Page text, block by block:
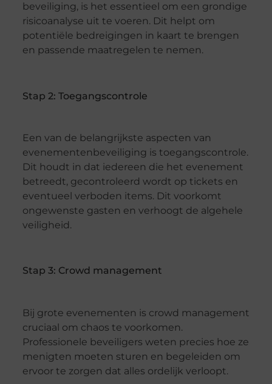
beveiliging, is het essentieel om een grondige
risicoanalyse uit te voeren. Dit helpt om
potentiële bedreigingen in kaart te brengen
en passende maatregelen te nemen.
Stap 2: Toegangscontrole
Een van de belangrijkste aspecten van
evenementenbeveiliging is toegangscontrole.
Dit houdt in dat iedereen die het evenement
betreedt, gecontroleerd wordt op tickets en
eventueel verboden items. Dit voorkomt
ongewenste gasten en verhoogt de algehele
veiligheid.
Stap 3: Crowd management
Bij grote evenementen is crowd management
cruciaal om chaos te voorkomen.
Professionele beveiligers weten precies hoe ze
menigten moeten sturen en begeleiden om
ervoor te zorgen dat alles ordelijk verloopt.